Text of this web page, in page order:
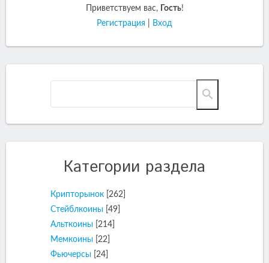
Приветствуем вас, Гость!
Регистрация
Вход
Категории раздела
Крипторынок
[262]
Стейблкоины [49]
Альткоины
[214]
Мемкоины
[22]
Фьючерсы
[24]